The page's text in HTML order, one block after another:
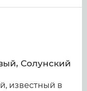
Солунский
известный в